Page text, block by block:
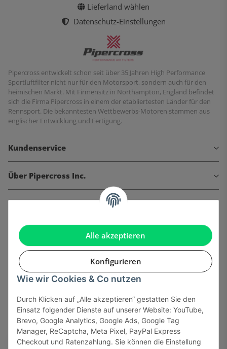
Alle akzeptieren
Konfigurieren
Wie wir Cookies & Co nutzen
Durch Klicken auf „Alle akzeptieren“ gestatten Sie den
Einsatz folgender Dienste auf unserer Website: YouTube,
Brevo, Google Analytics, Google Ads, Google Tag
Manager, ReCaptcha, Meta Pixel, PayPal Express
Checkout und Ratenzahlung. Sie können die Einstellung
Lieferland wählen
Datenschutz-Einstellungen
Pipercross entwickelt schon seit über 35 Jahren High Performance
Sportluftfilter nicht nur für den Motorsport, sondern auch für den
heimischen Markt. Mit Firmensitz in Northampton, England befindet
sich die Firma Pipercross in einem der etabliertesten Länder für den
Rennsport. Die bekanntesten Wettbewerbs-Motoren stammen aus
englischer Entwicklung und Fertigung.
Kundenservice
Über Pipercross Inc.
Informationen
Gesetzliche Informationen
Sicher bezahlen via: